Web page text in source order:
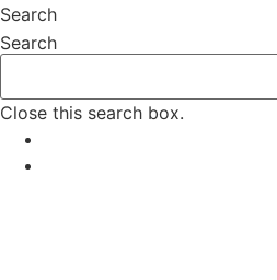
Search
Search
Close this search box.